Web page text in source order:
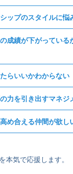
ップのスタイルに悩
成績が下がってい
らいいかわからない
力を引き出すマネジ
め合える仲間が欲し
本気で応援します。